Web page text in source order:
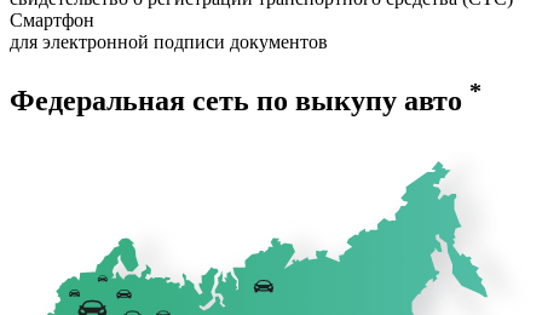
Смартфон
для электронной подписи документов
Федеральная сеть по выкупу авто *